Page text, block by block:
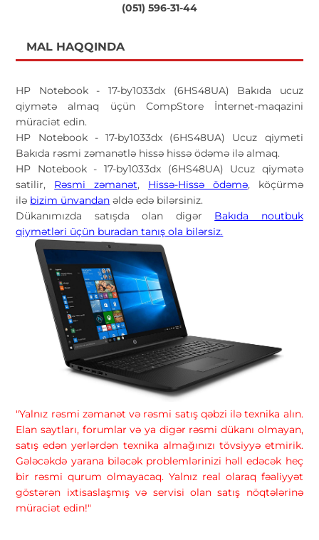
(051) 596-31-44
MAL HAQQINDA
HP Notebook - 17-by1033dx (6HS48UA) Bakıda ucuz
qiymətə almaq üçün CompStore İnternet-maqazini
müraciət edin.
HP Notebook - 17-by1033dx (6HS48UA) Ucuz qiymeti
Bakıda rəsmi zəmanətlə hissə hissə ödəmə ilə almaq.
HP Notebook - 17-by1033dx (6HS48UA) Ucuz qiymətə
satilir, Rəsmi zəmanət, Hissə-Hissə ödəmə, köçürmə
ilə bizim ünvandan əldə edə bilərsiniz.
Dükanımızda satışda olan digər Bakıda noutbuk
qiymətləri üçün buradan tanış ola bilərsiz.
"Yalnız rəsmi zəmanət və rəsmi satış qəbzi ilə texnika alın.
Elan saytları, forumlar və ya digər rəsmi dükanı olmayan,
satış edən yerlərdən texnika almağınızı tövsiyyə etmirik.
Gələcəkdə yarana biləcək problemlərinizi həll edəcək heç
bir rəsmi qurum olmayacaq. Yalnız real olaraq fəaliyyət
göstərən ixtisaslaşmış və servisi olan satış nöqtələrinə
müraciət edin!"